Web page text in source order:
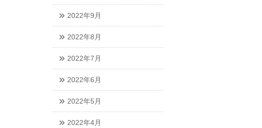
2022年9月
2022年8月
2022年7月
2022年6月
2022年5月
2022年4月